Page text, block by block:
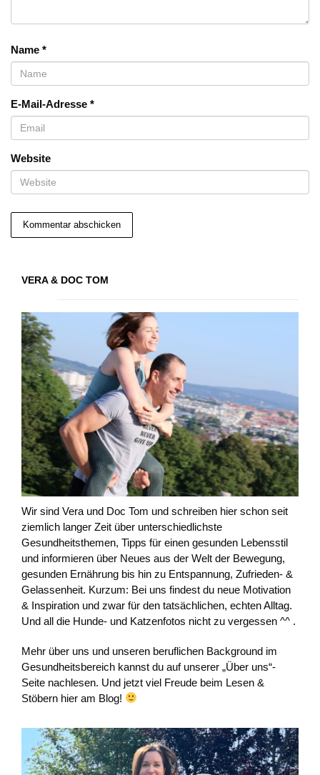
Name *
E-Mail-Adresse *
Website
VERA & DOC TOM
Wir sind Vera und Doc Tom und schreiben hier schon seit
ziemlich langer Zeit über unterschiedlichste
Gesundheitsthemen, Tipps für einen gesunden Lebensstil
und informieren über Neues aus der Welt der Bewegung,
gesunden Ernährung bis hin zu Entspannung, Zufrieden- &
Gelassenheit. Kurzum: Bei uns findest du neue Motivation
& Inspiration und zwar für den tatsächlichen, echten Alltag.
Und all die Hunde- und Katzenfotos nicht zu vergessen ^^ .
Mehr über uns und unseren beruflichen Background im
Gesundheitsbereich kannst du auf unserer „Über uns“-
Seite nachlesen. Und jetzt viel Freude beim Lesen &
Stöbern hier am Blog!